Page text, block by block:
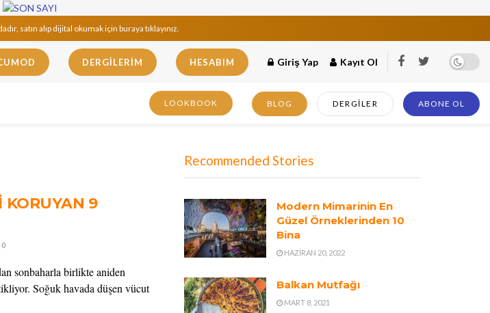
satın alıp dijital okumak için buraya tıklayınız.
DERGILERIM HESABIM Giriş Yap Kayıt Ol
LOOKBOOK BLOG DERGILER ABONE OL
9
0
sonbaharla birlikte aniden
Soğuk havada düşen vücut
Recommended Stories
Modern Mimarinin En
Güzel Örneklerinden 10
Bina
HAZIRAN 20, 2022
Balkan Mutfağı
MART 8, 2021